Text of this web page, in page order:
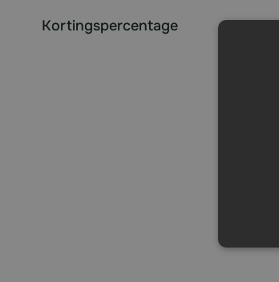
Kortingspercentage